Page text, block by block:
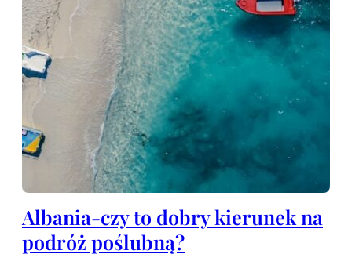
Albania-czy to dobry kierunek na
podróż poślubną?